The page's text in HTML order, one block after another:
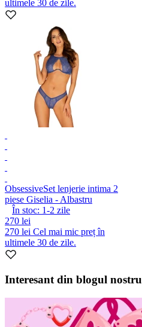
ultimele 30 de zile.
ObsessiveSet lenjerie intima 2
piese Giselia - Albastru
În stoc: 1-2 zile
270 lei
270 lei Cel mai mic preț în
ultimele 30 de zile.
Interesant din blogul nostru